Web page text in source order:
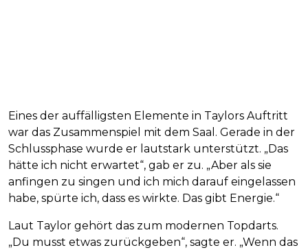
Eines der auffälligsten Elemente in Taylors Auftritt
war das Zusammenspiel mit dem Saal. Gerade in der
Schlussphase wurde er lautstark unterstützt. „Das
hätte ich nicht erwartet“, gab er zu. „Aber als sie
anfingen zu singen und ich mich darauf eingelassen
habe, spürte ich, dass es wirkte. Das gibt Energie.“
Laut Taylor gehört das zum modernen Topdarts.
„Du musst etwas zurückgeben“, sagte er. „Wenn das